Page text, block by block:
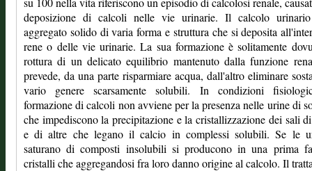
deposizione di calcoli nelle vie urinarie. Il calcolo
aggregato solido di varia forma e struttura che si deposita
rene o delle vie urinarie. La sua formazione è solitamente
rottura di un delicato equilibrio mantenuto dalla funzione
prevede, da una parte risparmiare acqua, dall'altro eliminare
vario genere scarsamente solubili. In condizioni
formazione di calcoli non avviene per la presenza nelle urine di
che impediscono la precipitazione e la cristallizzazione dei sali
e di altre che legano il calcio in complessi solubili. Se le
saturano di composti insolubili si producono in una prima
cristalli che aggregandosi fra loro danno origine al calcolo. Il